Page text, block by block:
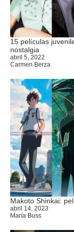
15 películas
nostalgia
abril 5, 2022
Carmen Berza
Makoto Shinkai:
abril 14, 2023
María Buss